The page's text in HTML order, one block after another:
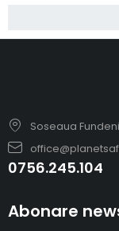
Soseaua
0756.245.104
Abonare